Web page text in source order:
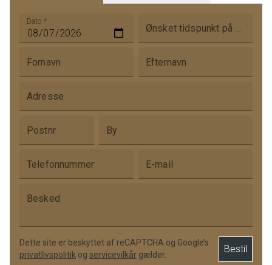
Dato *
Ønsket tidspunkt på dagen
Fornavn Efternavn
Adresse
Postnr By
Telefonnummer E-mail
Besked
Dette site er beskyttet af reCAPTCHA og Google’s
privatlivspolitik og servicevilkår gælder. Bestil